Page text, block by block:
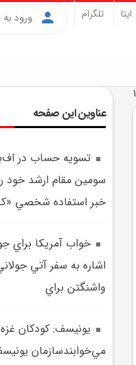
ورود ایتا تلگرام
عناوین این صفحه
تسويه حساب در
سومين مقام ارشد خود
خبر استفاده شخصي
خواب آمريکا براي
اشاره به سفر آتي
واشنگتن براي
يونيسف: کودکان
مي‌خوابندسازمان